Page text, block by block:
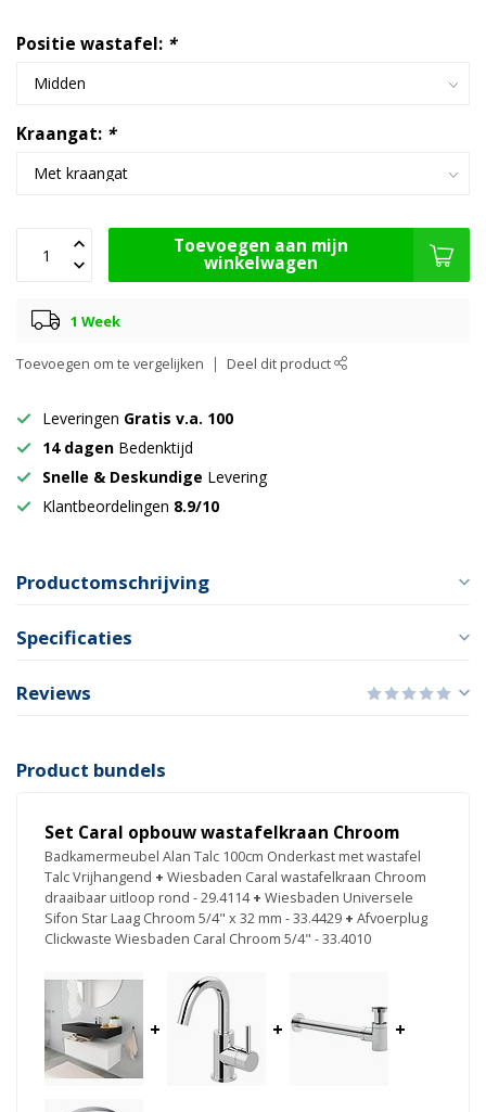
Positie wastafel: *
Kraangat: *
Toevoegen aan mijn
winkelwagen
1 Week
Toevoegen om te vergelijken Deel dit product
Leveringen Gratis v.a. 100
14 dagen Bedenktijd
Snelle & Deskundige Levering
Klantbeordelingen 8.9/10
Productomschrijving
Specificaties
Reviews
Product bundels
Set Caral opbouw wastafelkraan Chroom
Badkamermeubel Alan Talc 100cm Onderkast met wastafel
Talc Vrijhangend + Wiesbaden Caral wastafelkraan Chroom
draaibaar uitloop rond - 29.4114 + Wiesbaden Universele
Sifon Star Laag Chroom 5/4" x 32 mm - 33.4429 + Afvoerplug
Clickwaste Wiesbaden Caral Chroom 5/4" - 33.4010
+ + +